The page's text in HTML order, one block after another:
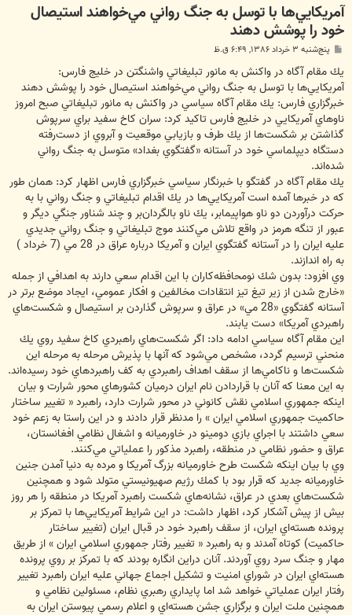
آمريكايي‌ها با توسل به جنگ رواني مي‌خواهند استيصال
خود را پوشش دهند
س
ت
پنج‌شنبه ۳ خرداد ۱۳۸۶, ۶:۴۹ ق.ظ
يك مقام آگاه در واكنش به مانور تبليغاتي واشنگتن در خليج فارس:
آمريكايي‌ها با توسل به جنگ رواني مي‌خواهند استيصال خود را پوشش دهند
خبرگزاري فارس: يك مقام آگاه سياسي در واكنش به مانور تبليغاتي صبح امروز
ناوهاي آمريكايي در خليج فارس تاكيد كرد: سران كاخ سفيد براي سرپوش
گذاشتن بر شكست‌ها از يك طرف و بازيابي موقعيت و آبروي از دست‌رفته‌
دستگاه ديپلماسي خود در آستانه «گفتگوي بغداد» متوسل به جنگ رواني
شده‌اند.
يك مقام آگاه در گفتگو با خبرنگار سياسي خبرگزاري فارس اظهار كرد: همان طور
كه در خبرها آمده است آمريكايي‌ها در يك اقدام تبليغاتي و جنگ رواني با به
حركت درآوردن دو ناو هواپيما‌بر، يك ناو بالگردان‌بر و چند شناور جنگي ديگر و
عبور از تنگه هرمز در واقع تلاش مي‌كنند موج تبليغاتي و جنگ رواني جديدي
عليه ايران را در آستانه گفتگوي ايران و آمريكا درباره عراق در 28 مي (7 خرداد )
به راه اندازند.
وي افزود: بدون شك نومحافظه‌كاران با اين اقدام سعي دارند به اهدافي از جمله
«خارج شدن از زير تيغ تيز انتقادات مخالفين و افكار عمومي، ايجاد موضع برتر در
آستانه گفتگوي «28 مي» در عراق و سرپوش گذاردن بر استيصال و شكست‌هاي
راهبردي آمريكا» دست يابند.
اين مقام آگاه سياسي ادامه داد: اگر شكست‌هاي راهبردي كاخ سفيد روي يك
منحني ترسيم گردد، مشخص مي‌شود كه آنها با پذيرش مرحله به مرحله اين
شكست‌ها و ناكامي‌ها از سقف اهداف راهبردي به كف راهبردهاي خود رسيده‌اند.
به اين معنا كه آنان با قراردادن نام ايران درميان كشورهاي محور شرارت و بيان
اينكه جمهوري اسلامي نقش كانوني در محور شرارت دارد، راهبرد « تغيير ساختار
حاكميت جمهوري اسلامي ايران » را مدنظر قرار دادند و در اين راستا به زعم خود
سعي داشتند با اجراي بازي دومينو در خاورميانه و اشغال نظامي افغانستان،
عراق و حضور نظامي در منطقه، راهبرد مذكور را عملياتي مي‌كنند.
وي با بيان اينكه شكست طرح خاورميانه بزرگ آمريكا و مرده به دنيا آمدن جنين
خاورميانه جديد كه قرار بود با كمك رژيم صهيونيستي متولد شود و همچنين
شكست‌هاي بعدي در عراق، نشانه‌هاي شكست راهبرد آمريكا در منطقه را هر روز
بيش از پيش آشكار كرد، اظهار داشت: در اين شرايط آمريكايي‌ها با تمركز بر
پرونده هسته‌اي ايران، از سقف راهبرد خود در قبال ايران (تغيير ساختار
حاكميت) كوتاه آمدند و به راهبرد « تغيير رفتار جمهوري اسلامي ايران » از طريق
مهار و جنگ سرد روي آوردند. آنان دراين انگاره بودند كه با تمركز بر روي پرونده
هسته‌اي ايران در شوراي امنيت و تشكيل اجماع جهاني عليه ايران راهبرد تغيير
رفتار ايران عملياتي خواهد شد اما پايداري رهبري نظام، مسئولين نظامي و
همچنين ملت ايران و برگزاري جشن هسته‌اي و اعلام رسمي پيوستن ايران به